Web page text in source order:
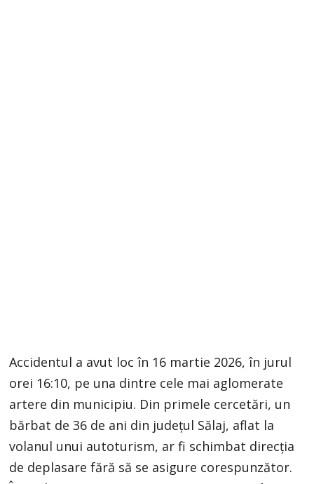
Accidentul a avut loc în 16 martie 2026, în jurul
orei 16:10, pe una dintre cele mai aglomerate
artere din municipiu. Din primele cercetări, un
bărbat de 36 de ani din județul Sălaj, aflat la
volanul unui autoturism, ar fi schimbat direcția
de deplasare fără să se asigure corespunzător.